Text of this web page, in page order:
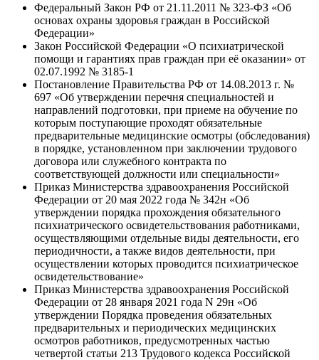
Федеральный Закон РФ от 21.11.2011 № 323-ФЗ «Об
основах охраны здоровья граждан в Российской
Федерации»
Закон Российской Федерации «О психиатрической
помощи и гарантиях прав граждан при её оказании» от
02.07.1992 № 3185-1
Постановление Правительства РФ от 14.08.2013 г. №
697 «Об утверждении перечня специальностей и
направлений подготовки, при приеме на обучение по
которым поступающие проходят обязательные
предварительные медицинские осмотры (обследования)
в порядке, установленном при заключении трудового
договора или служебного контракта по
соответствующей должности или специальности»
Приказ Министерства здравоохранения Российской
Федерации от 20 мая 2022 года № 342н «Об
утверждении порядка прохождения обязательного
психиатрического освидетельствования работниками,
осуществляющими отдельные виды деятельности, его
периодичности, а также видов деятельности, при
осуществлении которых проводится психиатрическое
освидетельствование»
Приказ Министерства здравоохранения Российской
Федерации от 28 января 2021 года N 29н «Об
утверждении Порядка проведения обязательных
предварительных и периодических медицинских
осмотров работников, предусмотренных частью
четвертой статьи 213 Трудового кодекса Российской